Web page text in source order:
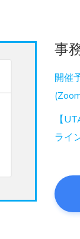
事
開催
【
ライ